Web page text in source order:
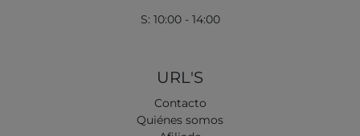
S: 10:00 - 14:00
URL'S
Contacto
Quiénes somos